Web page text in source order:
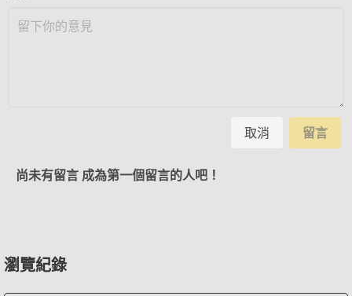
取消 留言
尚未有留言 成為第一個留言的人吧！
瀏覽紀錄